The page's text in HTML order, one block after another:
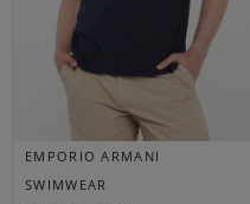
EMPORIO ARMANI
SWIMWEAR